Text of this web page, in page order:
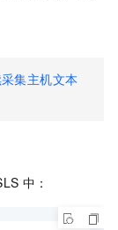
集主机文本
中：